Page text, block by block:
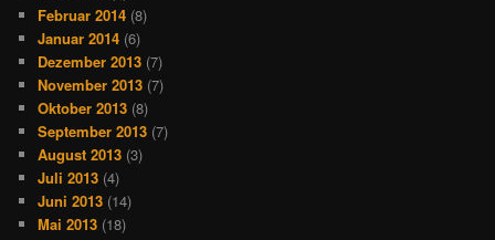
Februar 2014 (8)
Januar 2014 (6)
Dezember 2013 (7)
November 2013 (7)
Oktober 2013 (8)
September 2013 (7)
August 2013 (3)
Juli 2013 (4)
Juni 2013 (14)
Mai 2013 (18)